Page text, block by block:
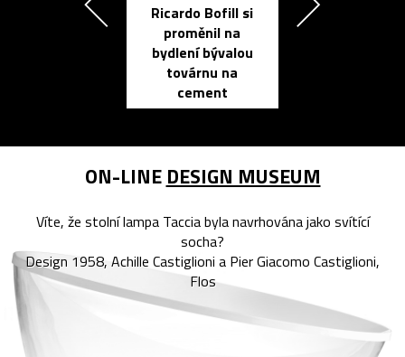
Ricardo Bofill si
proměnil na
bydlení bývalou
továrnu na
cement
ON-LINE DESIGN MUSEUM
Víte, že stolní lampa Taccia byla navrhována jako svítící
socha?
Design 1958, Achille Castiglioni a Pier Giacomo Castiglioni,
Flos